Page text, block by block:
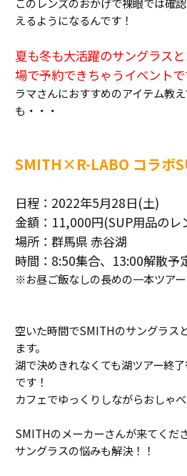
えるようになるんです！
夏も冬も大活躍のサングラス
場で予約できちゃうイベントで
ラマさんにおすすめのアイテム教
も・・・
SMITH×R-LABO コラボ
日程：2022年5月28日(土)
金額：11,000円(SUP用品のレ
場所：群馬県 赤谷湖
時間：8:50集合、13:00解散予
※お昼ご飯なしの長めの一本ツアー
空いた時間でSMITHのサングラス
ます。
湖で決めきれなくても湖ツアー終
です！
カフェでゆっくりしながらおしゃ
SMITHのメーカーさんが来てくだ
サングラスの悩みも解決！！